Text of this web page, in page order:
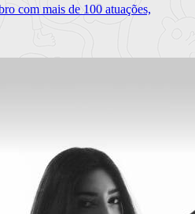
com mais de 100 atuações,